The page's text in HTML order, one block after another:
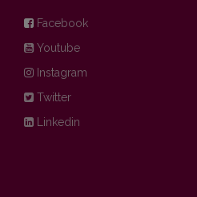
Facebook
Youtube
Instagram
Twitter
Linkedin